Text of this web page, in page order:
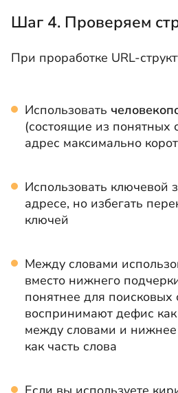
Шаг 4. Проверяем
При проработке URL-
Использовать
(состоящие из понятных
адрес максимально
Использовать ключевой
адресе, но избегать
ключей
Между словами
вместо нижнего
понятнее для поисковых
воспринимают дефис
между словами и
как часть слова